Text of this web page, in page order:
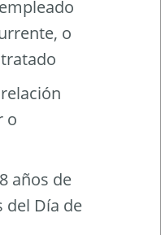
o
o
años de
del Día de